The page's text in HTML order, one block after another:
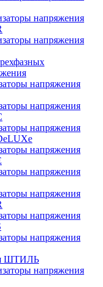
напряжения
напряжения
напряжения
напряжения
напряжения
напряжения
напряжения
напряжения
напряжения
напряжения
ШТИЛЬ
напряжения